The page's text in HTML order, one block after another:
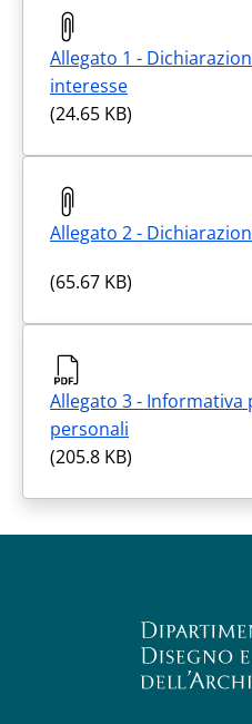
Allegato 1 -
interesse
(24.65 KB)
Allegato 2 -
(65.67 KB)
Allegato 3 -
personali
(205.8 KB)